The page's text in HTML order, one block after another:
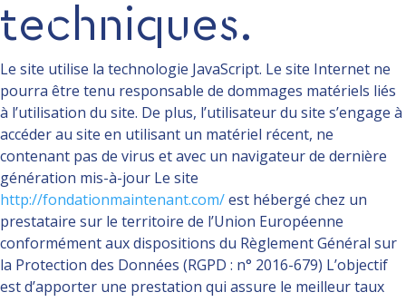
techniques.
Le site utilise la technologie JavaScript. Le site Internet ne
pourra être tenu responsable de dommages matériels liés
à l’utilisation du site. De plus, l’utilisateur du site s’engage à
accéder au site en utilisant un matériel récent, ne
contenant pas de virus et avec un navigateur de dernière
génération mis-à-jour Le site
http://fondationmaintenant.com/est hébergé chez un
prestataire sur le territoire de l’Union Européenne
conformément aux dispositions du Règlement Général sur
la Protection des Données (RGPD : n° 2016-679) L’objectif
est d’apporter une prestation qui assure le meilleur taux